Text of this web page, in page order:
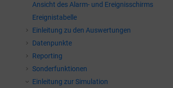
Ansicht des Alarm- und Ereignisschirms
Ereignistabelle
Einleitung zu den Auswertungen
Datenpunkte
Reporting
Sonderfunktionen
Einleitung zur Simulation